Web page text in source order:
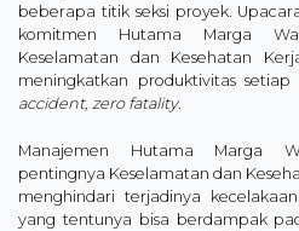
beberapa titik seksi proyek.
komitmen Hutama Marga
Keselamatan dan Kesehatan
meningkatkan produktivitas
accident, zero fatality.
Manajemen Hutama Marga
pentingnya Keselamatan dan
menghindari terjadinya
yang tentunya bisa berdampak